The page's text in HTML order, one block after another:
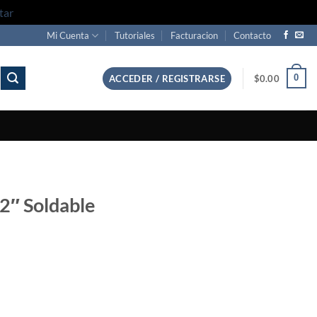
Mi Cuenta Tutoriales Facturacion Contacto
ACCEDER / REGISTRARSE $0.00 0
Soldable